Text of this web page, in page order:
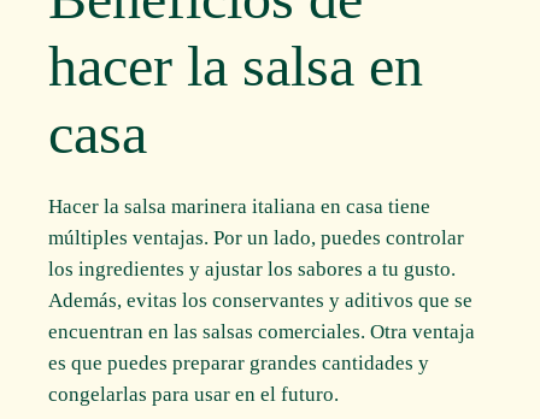
hacer la salsa en
casa
Hacer la salsa marinera italiana en casa tiene
múltiples ventajas. Por un lado, puedes controlar
los ingredientes y ajustar los sabores a tu gusto.
Además, evitas los conservantes y aditivos que se
encuentran en las salsas comerciales. Otra ventaja
es que puedes preparar grandes cantidades y
congelarlas para usar en el futuro.